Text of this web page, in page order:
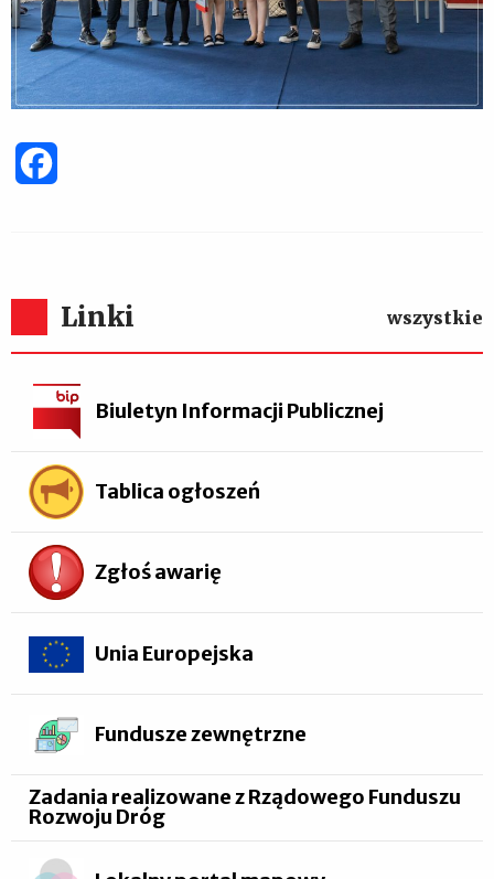
Linki wszystkie
Biuletyn Informacji Publicznej
Tablica ogłoszeń
Zgłoś awarię
Unia Europejska
Fundusze zewnętrzne
Zadania realizowane z Rządowego Funduszu
Rozwoju Dróg